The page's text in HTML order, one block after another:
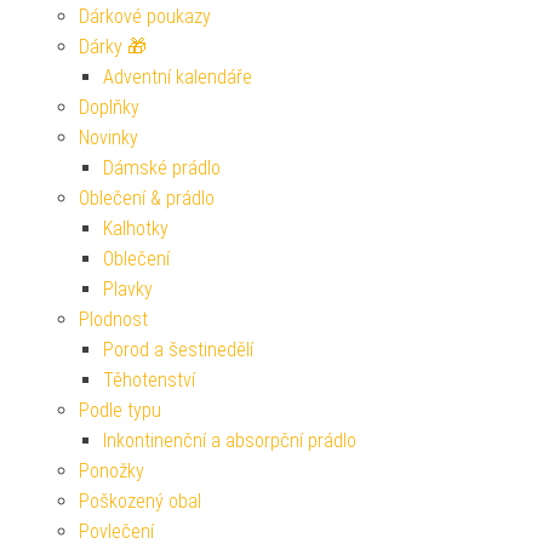
Dárkové poukazy
Dárky 🎁
Adventní kalendáře
Doplňky
Novinky
Dámské prádlo
Oblečení & prádlo
Kalhotky
Oblečení
Plavky
Plodnost
Porod a šestinedělí
Těhotenství
Podle typu
Inkontinenční a absorpční prádlo
Ponožky
Poškozený obal
Povlečení